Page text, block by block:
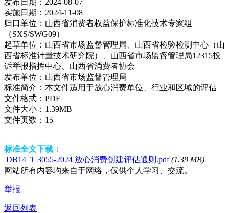
实施日期： 2024-11-08
归口单位： 山西省消费者权益保护标准化技术专家组
（SXS/SWG09）
起草单位： 山西省市场监督管理局、山西省检验检测中心（山
西省标准计量技术研究院）、山西省市场监督管理局12315投
诉举报指挥中心、山西省消费者协会
发布单位： 山西省市场监督管理局
标准简介： 本文件适用于放心消费单位、行业和区域的评估
文件格式： PDF
文件大小： 1.39MB
文件页数： 15
标准全文下载：
DB14_T 3055-2024 放心消费创建评估通则.pdf (1.39 MB)
网站所有内容均来自于网络，仅供个人学习、交流。
举报
返回列表